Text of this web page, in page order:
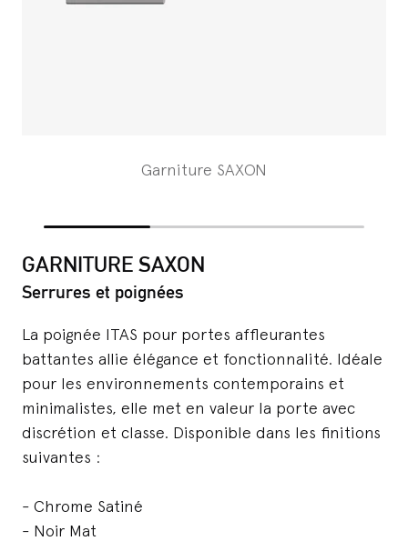
Garniture SAXON
GARNITURE SAXON
Serrures et poignées
La poignée ITAS pour portes affleurantes
battantes allie élégance et fonctionnalité. Idéale
pour les environnements contemporains et
minimalistes, elle met en valeur la porte avec
discrétion et classe. Disponible dans les finitions
suivantes :
- Chrome Satiné
- Noir Mat